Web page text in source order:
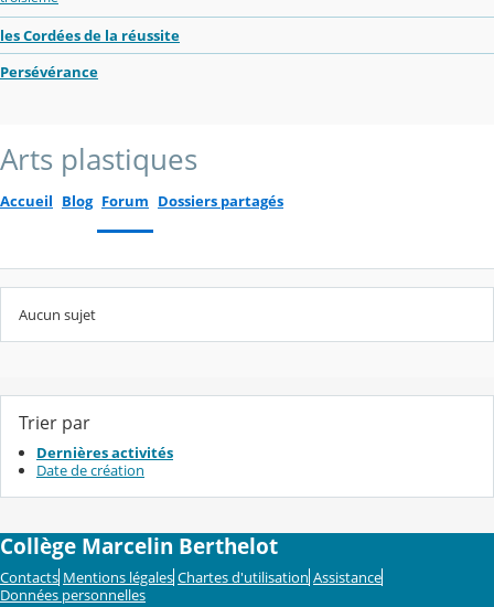
les Cordées de la réussite
Persévérance
Arts plastiques
Accueil Blog Forum Dossiers partagés
Aucun sujet
Trier par
Dernières activités
Date de création
Collège Marcelin Berthelot
Contacts Mentions légales Chartes d'utilisation Assistance
Données personnelles